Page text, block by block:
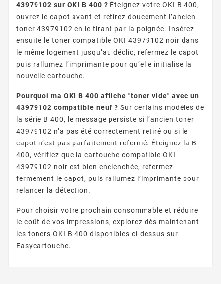
43979102 sur OKI B 400 ? Éteignez votre OKI B 400,
ouvrez le capot avant et retirez doucement l’ancien
toner 43979102 en le tirant par la poignée. Insérez
ensuite le toner compatible OKI 43979102 noir dans
le même logement jusqu’au déclic, refermez le capot
puis rallumez l’imprimante pour qu’elle initialise la
nouvelle cartouche.
Pourquoi ma OKI B 400 affiche "toner vide" avec un
43979102 compatible neuf ? Sur certains modèles de
la série B 400, le message persiste si l’ancien toner
43979102 n’a pas été correctement retiré ou si le
capot n’est pas parfaitement refermé. Éteignez la B
400, vérifiez que la cartouche compatible OKI
43979102 noir est bien enclenchée, refermez
fermement le capot, puis rallumez l’imprimante pour
relancer la détection.
Pour choisir votre prochain consommable et réduire
le coût de vos impressions, explorez dès maintenant
les toners OKI B 400 disponibles ci-dessus sur
Easycartouche.